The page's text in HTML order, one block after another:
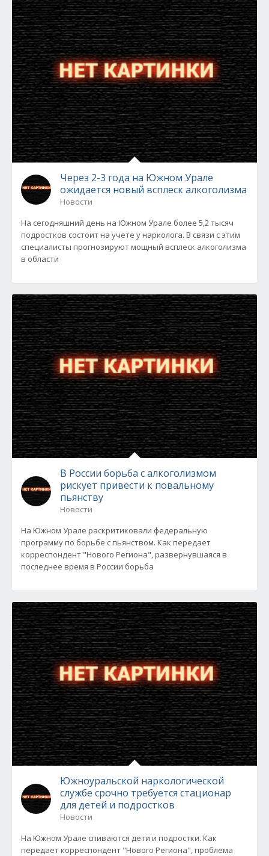
Через 2-3 года на Южном Урале
ожидается новый всплеск алкоголизма
Новости
На сегодняшний день на Южном Урале более 5,2 тысяч
подростков состоит на учете у нарколога. В связи с этим
специалисты прогнозируют мощный всплеск алкоголизма
в области
В России борьба с алкоголизмом
рискует привести к повальному
пьянству
Новости
На Южном Урале раскритиковали федеральную
программу по борьбе с пьянством. Как передает
корреспондент "Нового Региона", развернувшаяся в
последнее время в России борьба
Южноуральской наркологической
службе срочно требуется стационар
для детей и подростков
Новости
На Южном Урале спиваются дети и подростки. Как
передает корреспондент "Нового Региона", проблема